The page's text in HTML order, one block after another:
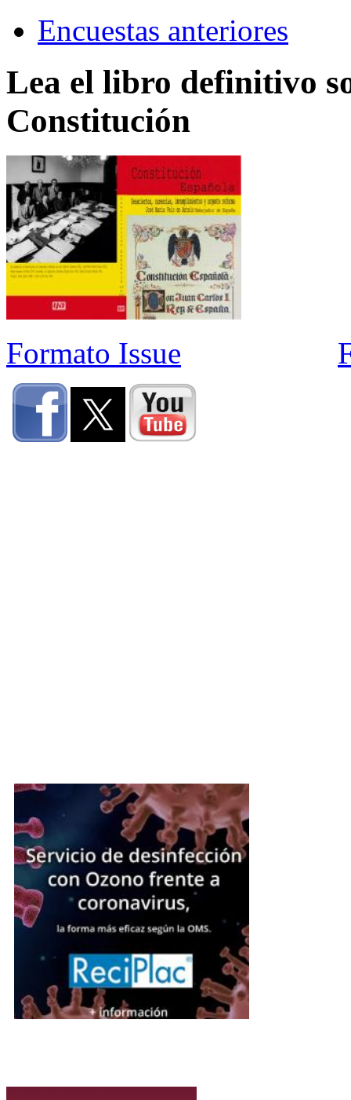
Encuestas anteriores
Lea el libro definitivo
Constitución
Formato Issue